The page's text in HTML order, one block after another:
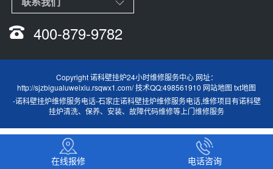
400-879-9782
Copyright 诺科壁挂炉24小时维修服务中心 网址：
http://sjzbigualuweixiu.rsqwx1.com/ 技术QQ:498561910 网站地图 txt地图
-诺科壁挂炉维修服务电话-石家庄诺科壁挂炉维修服务电话,维修项目有诺科壁
挂炉清洗、保养、安装、故障代码维修等上门维修服务
在线报修 电话咨询